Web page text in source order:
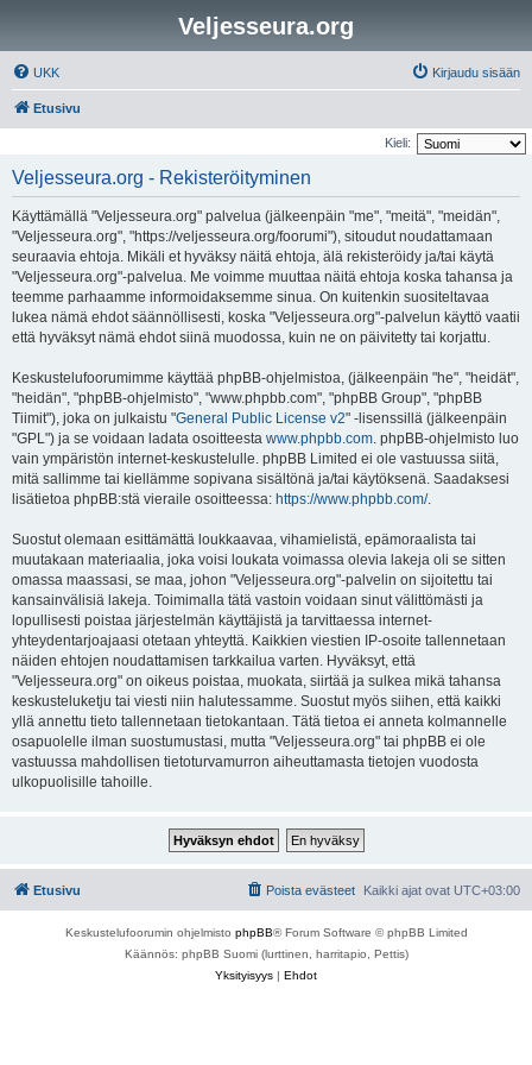
Veljesseura.org
UKK Kirjaudu sisään
Etusivu
Kieli:
Veljesseura.org - Rekisteröityminen
Käyttämällä "Veljesseura.org" palvelua (jälkeenpäin "me", "meitä", "meidän",
"Veljesseura.org", "https://veljesseura.org/foorumi"), sitoudut noudattamaan
seuraavia ehtoja. Mikäli et hyväksy näitä ehtoja, älä rekisteröidy ja/tai käytä
"Veljesseura.org"-palvelua. Me voimme muuttaa näitä ehtoja koska tahansa ja
teemme parhaamme informoidaksemme sinua. On kuitenkin suositeltavaa
lukea nämä ehdot säännöllisesti, koska "Veljesseura.org"-palvelun käyttö vaatii
että hyväksyt nämä ehdot siinä muodossa, kuin ne on päivitetty tai korjattu.
Keskustelufoorumimme käyttää phpBB-ohjelmistoa, (jälkeenpäin "he", "heidät",
"heidän", "phpBB-ohjelmisto", "www.phpbb.com", "phpBB Group", "phpBB
Tiimit"), joka on julkaistu "General Public License v2" -lisenssillä (jälkeenpäin
"GPL") ja se voidaan ladata osoitteesta www.phpbb.com. phpBB-ohjelmisto luo
vain ympäristön internet-keskustelulle. phpBB Limited ei ole vastuussa siitä,
mitä sallimme tai kiellämme sopivana sisältönä ja/tai käytöksenä. Saadaksesi
lisätietoa phpBB:stä vieraile osoitteessa: https://www.phpbb.com/.
Suostut olemaan esittämättä loukkaavaa, vihamielistä, epämoraalista tai
muutakaan materiaalia, joka voisi loukata voimassa olevia lakeja oli se sitten
omassa maassasi, se maa, johon "Veljesseura.org"-palvelin on sijoitettu tai
kansainvälisiä lakeja. Toimimalla tätä vastoin voidaan sinut välittömästi ja
lopullisesti poistaa järjestelmän käyttäjistä ja tarvittaessa internet-
yhteydentarjoajaasi otetaan yhteyttä. Kaikkien viestien IP-osoite tallennetaan
näiden ehtojen noudattamisen tarkkailua varten. Hyväksyt, että
"Veljesseura.org" on oikeus poistaa, muokata, siirtää ja sulkea mikä tahansa
keskusteluketju tai viesti niin halutessamme. Suostut myös siihen, että kaikki
yllä annettu tieto tallennetaan tietokantaan. Tätä tietoa ei anneta kolmannelle
osapuolelle ilman suostumustasi, mutta "Veljesseura.org" tai phpBB ei ole
vastuussa mahdollisen tietoturvamurron aiheuttamasta tietojen vuodosta
ulkopuolisille tahoille.
Etusivu Kaikki ajat ovat UTC+03:00
Poista evästeet
Keskustelufoorumin ohjelmisto phpBB® Forum Software © phpBB Limited
Käännös: phpBB Suomi (lurttinen, harritapio, Pettis)
Yksityisyys | Ehdot